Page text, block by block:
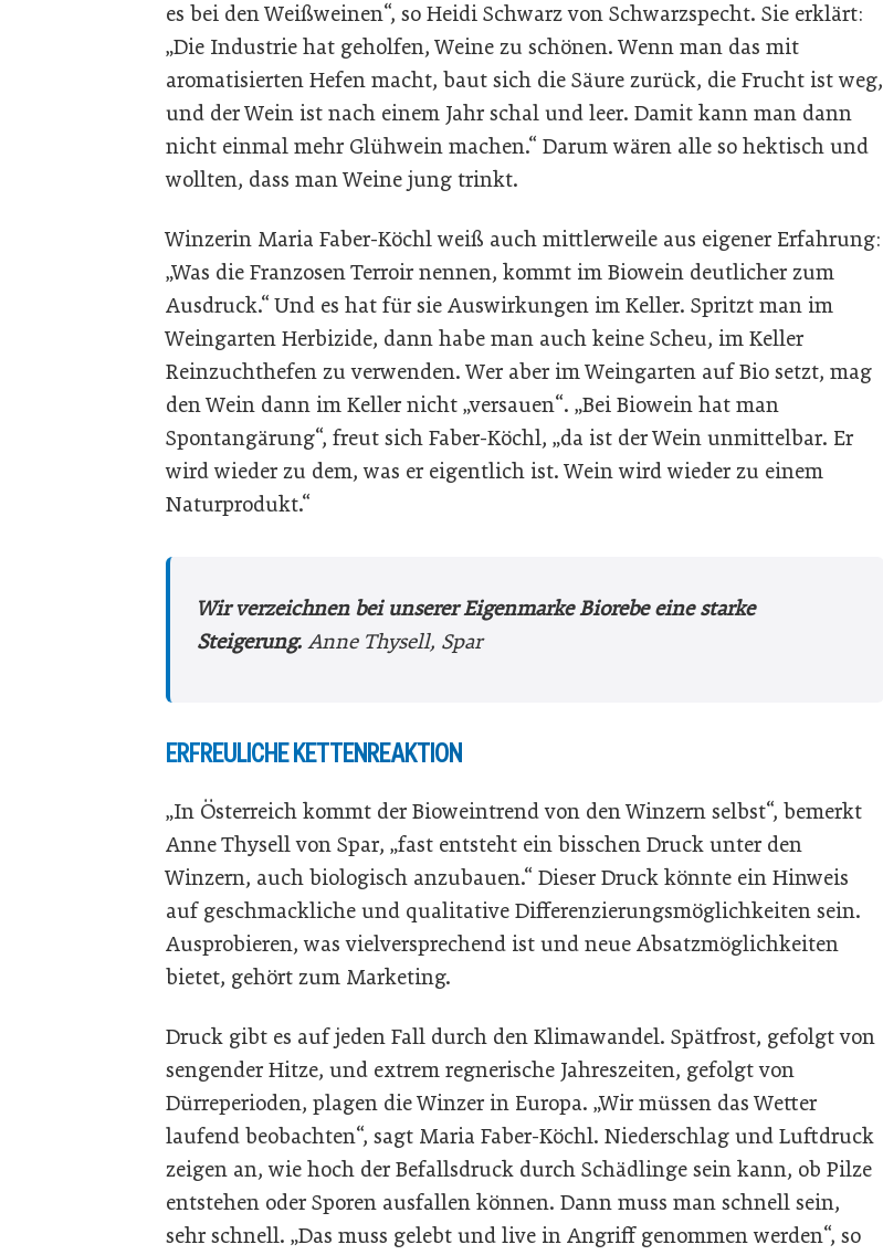
es bei den Weißweinen“, so Heidi Schwarz von Schwarzspecht. Sie erklärt:
„Die Industrie hat geholfen, Weine zu schönen. Wenn man das mit
aromatisierten Hefen macht, baut sich die Säure zurück, die Frucht ist weg,
und der Wein ist nach einem Jahr schal und leer. Damit kann man dann
nicht einmal mehr Glühwein machen.“ Darum wären alle so hektisch und
wollten, dass man Weine jung trinkt.
Winzerin Maria Faber-Köchl weiß auch mittlerweile aus eigener Erfahrung:
„Was die Franzosen Terroir nennen, kommt im Biowein deutlicher zum
Ausdruck.“ Und es hat für sie Auswirkungen im Keller. Spritzt man im
Weingarten Herbizide, dann habe man auch keine Scheu, im Keller
Reinzuchthefen zu verwenden. Wer aber im Weingarten auf Bio setzt, mag
den Wein dann im Keller nicht „versauen“. „Bei Biowein hat man
Spontangärung“, freut sich Faber-Köchl, „da ist der Wein unmittelbar. Er
wird wieder zu dem, was er eigentlich ist. Wein wird wieder zu einem
Naturprodukt.“
Wir verzeichnen bei unserer Eigenmarke Biorebe eine starke
Steigerung. Anne Thysell, Spar
ERFREULICHE KETTENREAKTION
„In Österreich kommt der Bioweintrend von den Winzern selbst“, bemerkt
Anne Thysell von Spar, „fast entsteht ein bisschen Druck unter den
Winzern, auch biologisch anzubauen.“ Dieser Druck könnte ein Hinweis
auf geschmackliche und qualitative Differenzierungsmöglichkeiten sein.
Ausprobieren, was vielversprechend ist und neue Absatzmöglichkeiten
bietet, gehört zum Marketing.
Druck gibt es auf jeden Fall durch den Klimawandel. Spätfrost, gefolgt von
sengender Hitze, und extrem regnerische Jahreszeiten, gefolgt von
Dürreperioden, plagen die Winzer in Europa. „Wir müssen das Wetter
laufend beobachten“, sagt Maria Faber-Köchl. Niederschlag und Luftdruck
zeigen an, wie hoch der Befallsdruck durch Schädlinge sein kann, ob Pilze
entstehen oder Sporen ausfallen können. Dann muss man schnell sein,
sehr schnell. „Das muss gelebt und live in Angriff genommen werden“, so